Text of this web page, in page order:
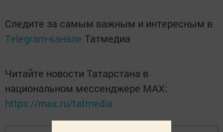
Следите за самым важным и интересным в
Telegram-канале Татмедиа
Читайте новости Татарстана в
национальном мессенджере MАХ:
https://max.ru/tatmedia